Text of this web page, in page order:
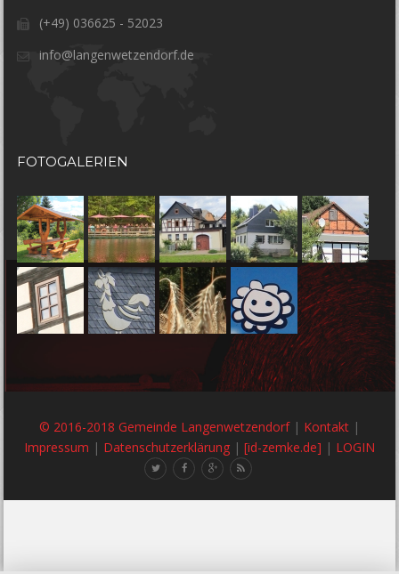
(+49) 036625 - 52023
info@langenwetzendorf.de
FOTOGALERIEN
© 2016-2018 Gemeinde Langenwetzendorf| Kontakt |
Impressum | Datenschutzerklärung | [id-zemke.de] | LOGIN